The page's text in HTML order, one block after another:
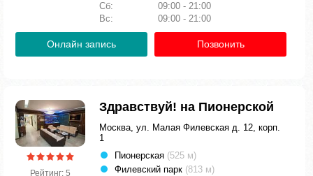
Сб:
09:00 - 21:00
Вс:
09:00 - 21:00
Онлайн запись Позвонить
Рейтинг: 5
Здравствуй! на Пионерской
Москва, ул. Малая Филевская д. 12, корп.
1
Пионерская (525 м)
Филевский парк (813 м)